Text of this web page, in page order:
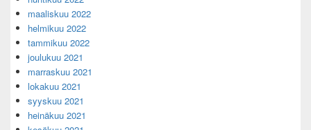
maaliskuu 2022
helmikuu 2022
tammikuu 2022
joulukuu 2021
marraskuu 2021
lokakuu 2021
syyskuu 2021
heinäkuu 2021